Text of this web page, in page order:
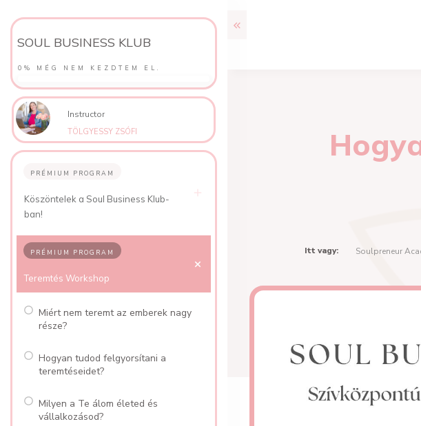
Itt vagy: Soulpreneur
SOUL BUSINESS KLUB
0% MÉG NEM KEZDTEM EL.
Instructor
TÖLGYESSY ZSÓFI
PRÉMIUM PROGRAM
Köszöntelek a Soul Business Klub-
ban!
PRÉMIUM PROGRAM
Teremtés Workshop
Miért nem teremt az emberek nagy
része?
Hogyan tudod felgyorsítani a
teremtéseidet?
Milyen a Te álom életed és
vállalkozásod?